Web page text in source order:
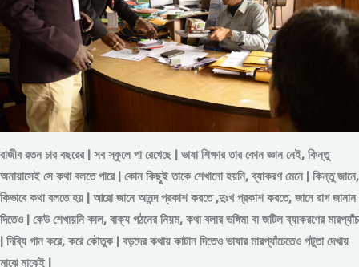
রাজীব রতন চার বছরের | সব স্কুলে পা রেখেছে | ভাষা শিক্ষার তার কোন জ্ঞান নেই, কিন্তু
অনায়াসেই সে কথা বলতে পারে | কোন কিছুই তাকে শেখানো হয়নি, ব্যাকরণ মেনে | কিন্তু জানে,
কিভাবে কথা বলতে হয় | আরো জানে আনন্দ প্রকাশ করতে ,দুঃখ প্রকাশ করতে, জানে রাগ জানান
দিতেও | কেউ শেখায়নি কাল, বাক্য গঠনের নিয়ম, কথা বলার ভঙ্গিমা বা জটিল ব্যাকরণের মারপ্যাঁচ
| দিব্যি গান করে, করে কৌতুক | বড়দের কথায় কাটান দিতেও ভাষার মারপ্যাঁচেতেও পটুতা দেখায়
মাঝে মাঝেই |